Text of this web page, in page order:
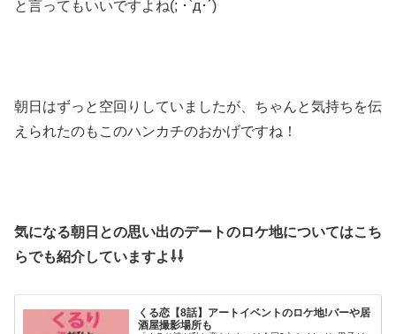
と言ってもいいですよね(; ･`д･´)
朝日はずっと空回りしていましたが、ちゃんと気持ちを伝
えられたのもこのハンカチのおかげですね！
気になる朝日との思い出のデートのロケ地についてはこち
らでも紹介していますよ⇩⇩
くる恋【8話】アートイベントのロケ地!バーや居
酒屋撮影場所も